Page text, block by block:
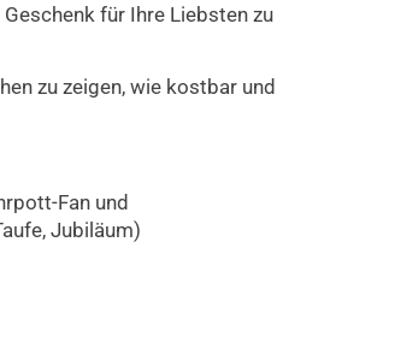
für Ihre Liebsten zu
zu zeigen, wie kostbar und
Fan und
Jubiläum)